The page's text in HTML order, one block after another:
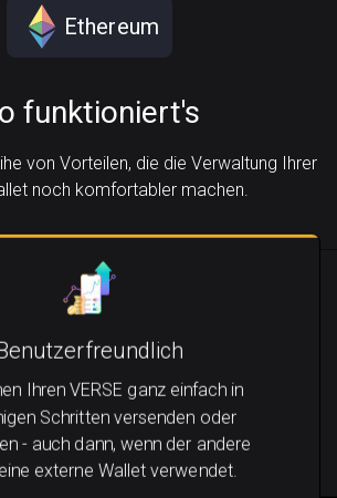
Ethereum
funktioniert's
von Vorteilen, die die Verwaltung Ihrer
noch komfortabler machen.
Ihren VERSE ganz einfach in
Schritten versenden oder
- auch dann, wenn der andere
externe Wallet verwendet.